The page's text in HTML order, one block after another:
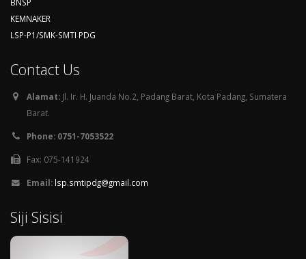
KEMNAKER
LSP-P1/SMK-SMTI PDG
Contact Us
Alamat: Jl. Ir. H. Juanda No.2, Padang Barat, Kota Padang, Sumatera
Barat.
Phone: 0751-7053522
Fax: 075-141924
Email: lsp.smtipdg@gmail.com
Siji Sisisi